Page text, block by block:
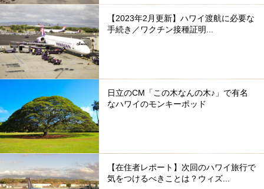
【2023年2月更新】ハワイ渡航に必要な
手続き／ワクチン接種証明...
日立のCM「この木なんの木♪」で有名
なハワイのモンキーポッド
【在住者レポート】次回のハワイ旅行で
気をつけるべきことは？ウィズ...